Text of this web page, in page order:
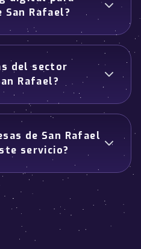
San Rafael?
del sector
Rafael?
de San Rafael
servicio?